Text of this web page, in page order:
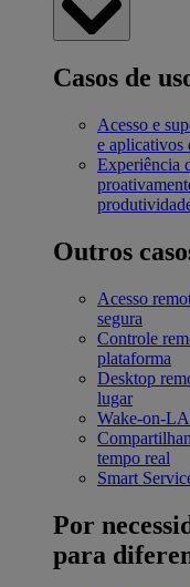
Casos de
Acesso e
e aplicativos
Experiência
Outros
Acesso
segura
Controle
plataforma
Desktop
lugar
Wake-on-
tempo real
Smart
Por
para